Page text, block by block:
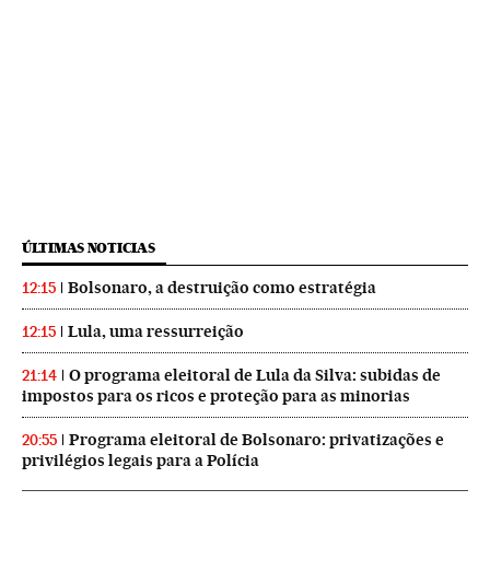
ÚLTIMAS NOTICIAS
12:15 Bolsonaro, a destruição como estratégia
12:15 Lula, uma ressurreição
21:14
O programa eleitoral de Lula da Silva: subidas de
impostos para os ricos e proteção para as minorias
20:55
Programa eleitoral de Bolsonaro: privatizações e
privilégios legais para a Polícia